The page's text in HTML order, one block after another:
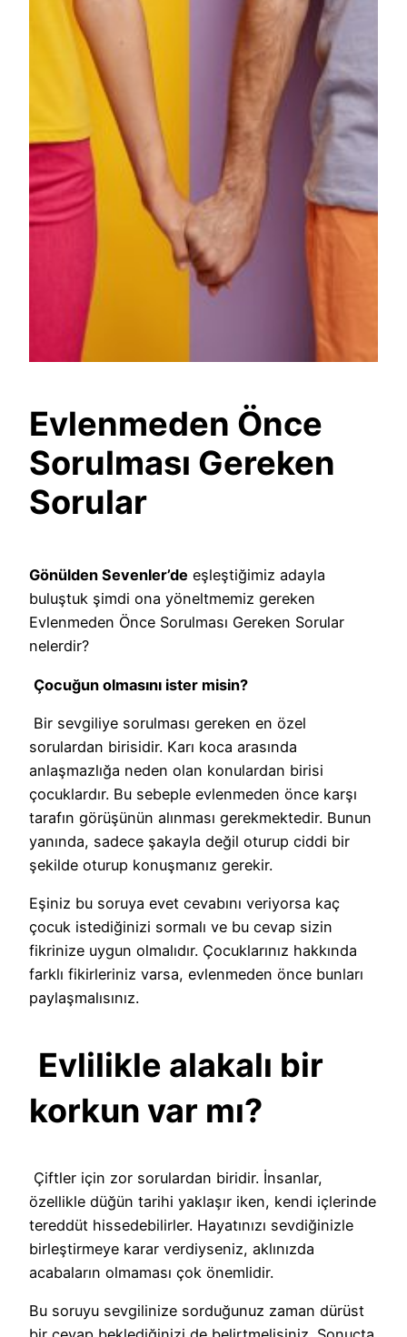
Evlenmeden Önce
Sorulması Gereken
Sorular
Gönülden Sevenler’de eşleştiğimiz adayla
buluştuk şimdi ona yöneltmemiz gereken
Evlenmeden Önce Sorulması Gereken Sorular
nelerdir?
Çocuğun olmasını ister misin?
Bir sevgiliye sorulması gereken en özel
sorulardan birisidir. Karı koca arasında
anlaşmazlığa neden olan konulardan birisi
çocuklardır. Bu sebeple evlenmeden önce karşı
tarafın görüşünün alınması gerekmektedir. Bunun
yanında, sadece şakayla değil oturup ciddi bir
şekilde oturup konuşmanız gerekir.
Eşiniz bu soruya evet cevabını veriyorsa kaç
çocuk istediğinizi sormalı ve bu cevap sizin
fikrinize uygun olmalıdır. Çocuklarınız hakkında
farklı fikirleriniz varsa, evlenmeden önce bunları
paylaşmalısınız.
Evlilikle alakalı bir
korkun var mı?
Çiftler için zor sorulardan biridir. İnsanlar,
özellikle düğün tarihi yaklaşır iken, kendi içlerinde
tereddüt hissedebilirler. Hayatınızı sevdiğinizle
birleştirmeye karar verdiyseniz, aklınızda
acabaların olmaması çok önemlidir.
Bu soruyu sevgilinize sorduğunuz zaman dürüst